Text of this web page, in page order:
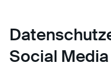
Social Media